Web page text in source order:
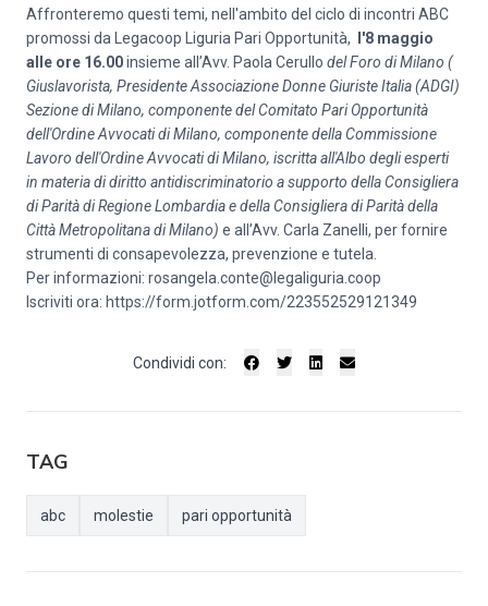
Affronteremo questi temi, nell'ambito del ciclo di incontri ABC
promossi da Legacoop Liguria Pari Opportunità,
l'8 maggio
alle ore 16.00insieme all’Avv. Paola Cerullo del Foro di Milano (
Giuslavorista, Presidente Associazione Donne Giuriste Italia (ADGI)
Sezione di Milano, componente del Comitato Pari Opportunità
dell'Ordine Avvocati di Milano, componente della Commissione
Lavoro dell'Ordine Avvocati di Milano, iscritta all'Albo degli esperti
in materia di diritto antidiscriminatorio a supporto della Consigliera
di Parità di Regione Lombardia e della Consigliera di Parità della
Città Metropolitana di Milano) e all’Avv. Carla Zanelli, per fornire
strumenti di consapevolezza, prevenzione e tutela.
Per informazioni: rosangela.conte@legaliguria.coop
Iscriviti ora: https://form.jotform.com/223552529121349
Condividi con:
TAG
abc molestie pari opportunità